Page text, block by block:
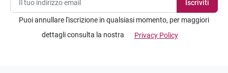
Puoi annullare l'iscrizione in qualsiasi momento, per maggiori
dettagli consulta la nostra
Privacy Policy